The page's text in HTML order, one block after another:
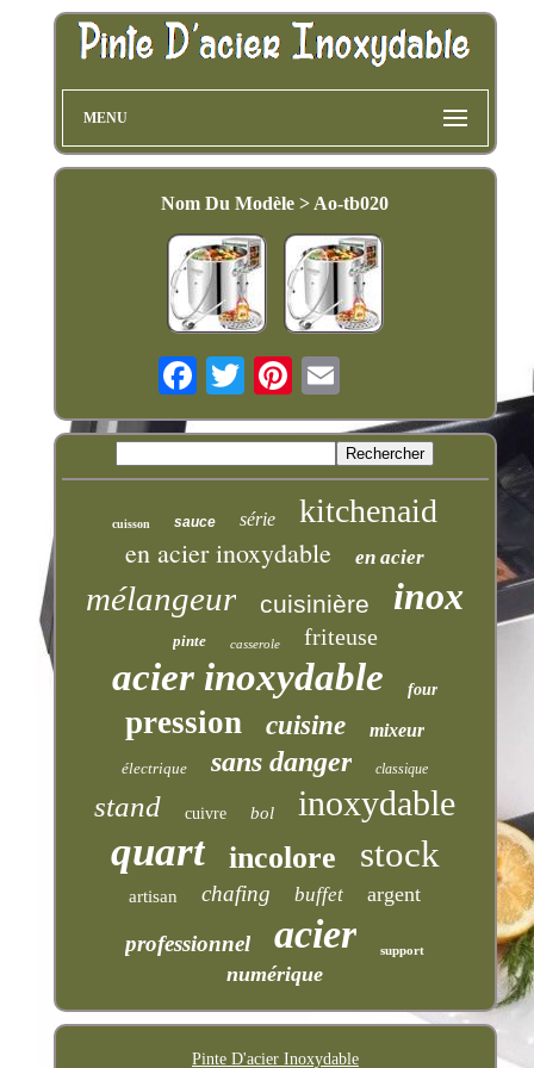
MENU
Nom Du Modèle > Ao-tb020
cuisson sauce série kitchenaid
en acier inoxydable en acier
mélangeur cuisinière inox
pinte casserole friteuse
acier inoxydable four
pression cuisine mixeur
électrique sans danger classique
stand cuivre bol inoxydable
quart incolore stock
artisan chafing buffet argent
professionnel acier support
numérique
Pinte D'acier Inoxydable